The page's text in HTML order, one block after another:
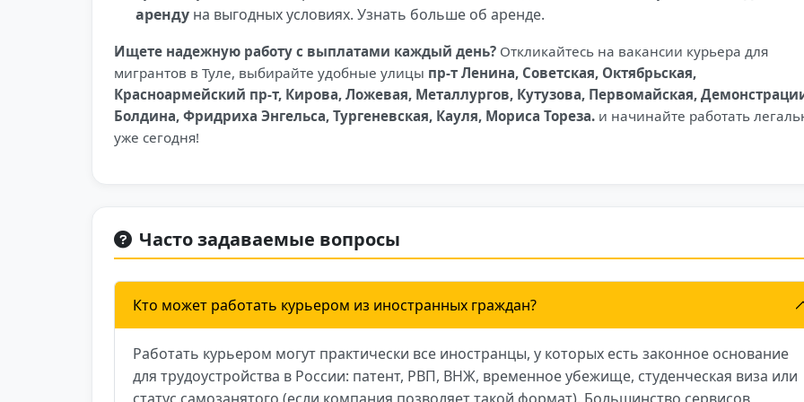
аренду на выгодных условиях. Узнать больше об аренде.
Ищете надежную работу с выплатами каждый день? Откликайтесь на вакансии курьера для
мигрантов в Туле, выбирайте удобные улицы пр-т Ленина, Советская, Октябрьская,
Красноармейский пр-т, Кирова, Ложевая, Металлургов, Кутузова, Первомайская,
Болдина, Фридриха Энгельса, Тургеневская, Кауля, Мориса Тореза. и начинайте работать
уже сегодня!
Часто задаваемые вопросы
Кто может работать курьером из иностранных граждан?
Работать курьером могут практически все иностранцы, у которых есть законное основание
для трудоустройства в России: патент, РВП, ВНЖ, временное убежище, студенческая виза или